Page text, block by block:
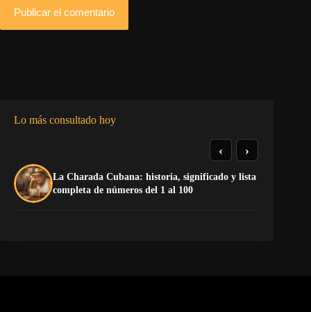
Publicar el comentario
Lo más consultado hoy
La Charada Cubana: historia, significado y lista
completa de números del 1 al 100
‹ ›